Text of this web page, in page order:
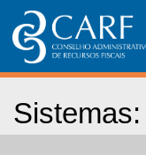
Sistemas: